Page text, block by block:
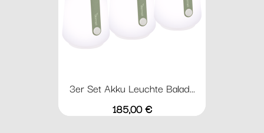
3er Set Akku Leuchte Balad...
Preis
185,00 €